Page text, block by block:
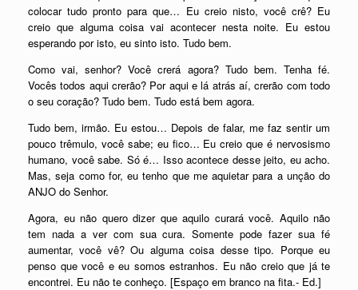
colocar tudo pronto para que… Eu creio nisto, você crê? Eu
creio que alguma coisa vai acontecer nesta noite. Eu estou
esperando por isto, eu sinto isto. Tudo bem.
Como vai, senhor? Você crerá agora? Tudo bem. Tenha fé.
Vocês todos aqui crerão? Por aqui e lá atrás aí, crerão com todo
o seu coração? Tudo bem. Tudo está bem agora.
Tudo bem, irmão. Eu estou… Depois de falar, me faz sentir um
pouco trêmulo, você sabe; eu fico… Eu creio que é nervosismo
humano, você sabe. Só é… Isso acontece desse jeito, eu acho.
Mas, seja como for, eu tenho que me aquietar para a unção do
ANJO do Senhor.
Agora, eu não quero dizer que aquilo curará você. Aquilo não
tem nada a ver com sua cura. Somente pode fazer sua fé
aumentar, você vê? Ou alguma coisa desse tipo. Porque eu
penso que você e eu somos estranhos. Eu não creio que já te
encontrei. Eu não te conheço. [Espaço em branco na fita.- Ed.]